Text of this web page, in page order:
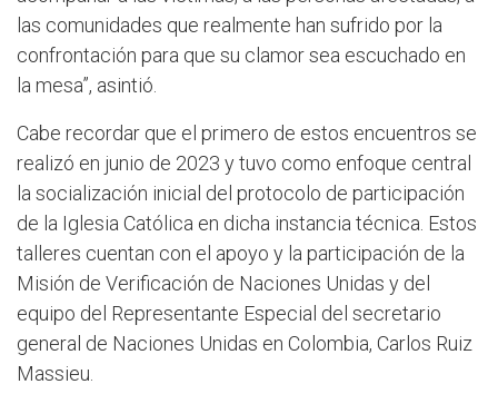
las comunidades que realmente han sufrido por la
confrontación para que su clamor sea escuchado en
la mesa”, asintió.
Cabe recordar que el primero de estos encuentros se
realizó en junio de 2023 y tuvo como enfoque central
la socialización inicial del protocolo de participación
de la Iglesia Católica en dicha instancia técnica. Estos
talleres cuentan con el apoyo y la participación de la
Misión de Verificación de Naciones Unidas y del
equipo del Representante Especial del secretario
general de Naciones Unidas en Colombia, Carlos Ruiz
Massieu.